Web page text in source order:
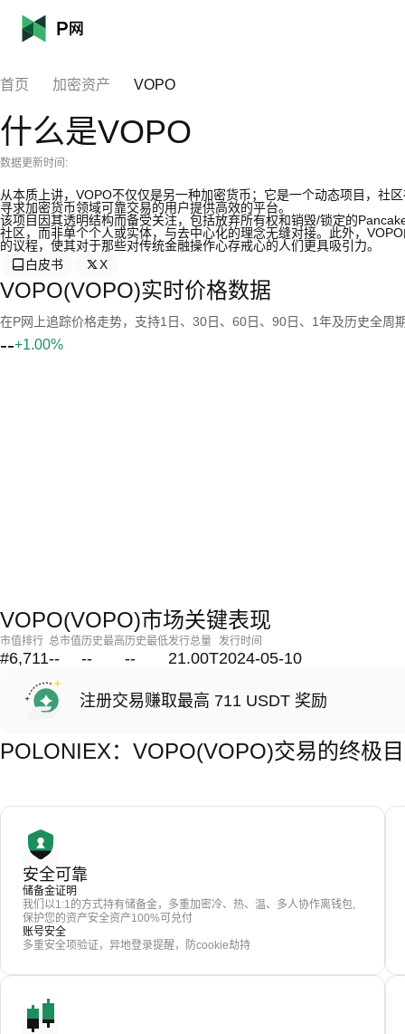
首页 加密资产 VOPO
什么是VOPO
数据更新时间:
从本质上讲，VOPO不仅仅是另一种加密货币；它是一个动态项目，社
寻求加密货币领域可靠交易的用户提供高效的平台。
该项目因其透明结构而备受关注，包括放弃所有权和销毁/锁定的
社区，而非单个个人或实体，与去中心化的理念无缝对接。此外，
的议程，使其对于那些对传统金融操作心存戒心的人们更具吸引力。
白皮书
X
VOPO(VOPO)实时价格数据
在P网上追踪价格走势，支持1日、30日、60日、90日、1年及历史全周
--+1.00%
VOPO(VOPO)市场关键表现
市值排行
#6,711
总市值
--
历史最高
--
历史最低
--
发行总量
21.00T
发行时间
2024-05-10
注册交易赚取最高 711 USDT 奖励
POLONIEX：VOPO(VOPO)交易的终极
安全可靠
储备金证明
我们以1:1的方式持有储备金，多重加密冷、热、温、多人协作离钱包,
保护您的资产安全资产100%可兑付
账号安全
多重安全项验证，异地登录提醒，防cookie劫持